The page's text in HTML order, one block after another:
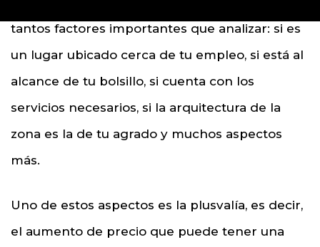
tantos factores importantes que analizar: si es
un lugar ubicado cerca de tu empleo, si está al
alcance de tu bolsillo, si cuenta con los
servicios necesarios, si la arquitectura de la
zona es la de tu agrado y muchos aspectos
más.
Uno de estos aspectos es la plusvalía, es decir,
el aumento de precio que puede tener una